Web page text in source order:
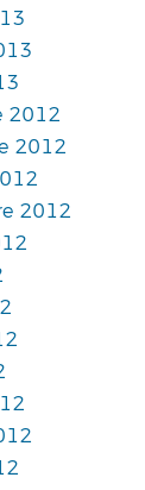
2012
2012
2012